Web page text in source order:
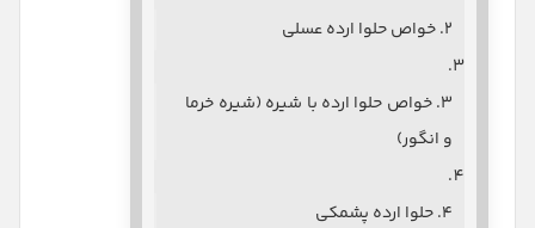
۲. خواص حلوا ارده عسلی
۳. خواص حلوا ارده با شیره (شیره خرما
و انگور)
۴. حلوا ارده پشمکی